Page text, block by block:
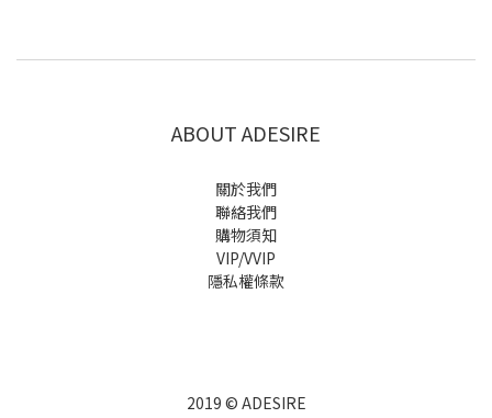
ABOUT ADESIRE
關於我們
聯絡我們
購物須知
VIP/VVIP
隱私權條款
2019 © ADESIRE